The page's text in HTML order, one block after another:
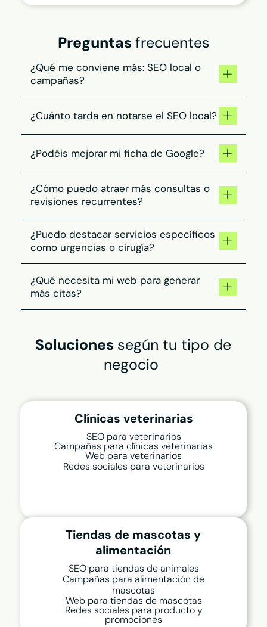
Preguntas frecuentes
¿Qué me conviene más: SEO local o
campañas?
El SEO construye visibilidad estable. Las
campañas ayudan a impulsar citas o consultas
en periodos concretos. Lo habitual es
combinarlos.
¿Cuánto tarda en notarse el SEO local?
Los cambios son progresivos. A medida que
optimizamos tu ficha, tu web y los contenidos,
aumenta la visibilidad y las consultas.
¿Podéis mejorar mi ficha de Google?
Sí. Optimizamos tu perfil para que muestre una
información completa, genere confianza y
¿Cómo puedo atraer más consultas o
revisiones recurrentes?
Combinamos SEO, campañas y contenido para
mantener una visibilidad constante, y recordar
¿Puedo destacar servicios específicos
como urgencias o cirugía?
Sí. Trabajamos páginas y campañas enfocadas
en esos servicios para captar esa demanda
¿Qué necesita mi web para generar
más citas?
un acceso directo para llamar o solicitar
consulta desde el móvil.
Soluciones según tu tipo de
negocio
Clínicas veterinarias
SEO para veterinarios
Campañas para clínicas veterinarias
Web para veterinarios
Redes sociales para veterinarios
Tiendas de mascotas y
alimentación
SEO para tiendas de animales
Campañas para alimentación de
mascotas
Web para tiendas de mascotas
Redes sociales para producto y
promociones